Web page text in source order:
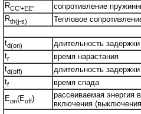
RCC'+EE' сопротивление
Rth(j-s) Тепловое
td(on) длительность
tr
время нарастания
td(off)
длительность
tf
время спада
Eon(Eoff)
рассеиваемая энергия
включения